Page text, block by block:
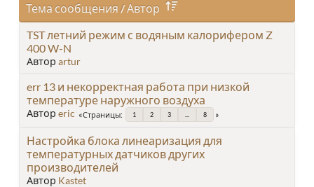
Тема сообщения / Автор
TST летний режим с водяным калорифером Z
400 W-N
Автор artur
err 13 и некорректная работа при низкой
температуре наружного воздуха
Автор eric Страницы 1 2 3 8
Настройка блока линеаризация для
температурных датчиков других
производителей
Автор Kastet